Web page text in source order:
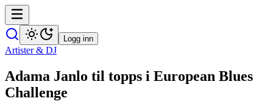
Logg inn
Artister & DJ
Adama Janlo til topps i European Blues
Challenge